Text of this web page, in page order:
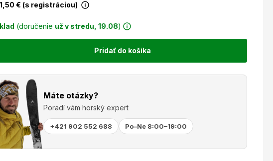
1,50 € (s registráciou)
(doručenie už v stredu, 19.08)
Pridať do košíka
Máte otázky?
Poradí vám horský expert
+421 902 552 688 Po–Ne 8:00–19:00